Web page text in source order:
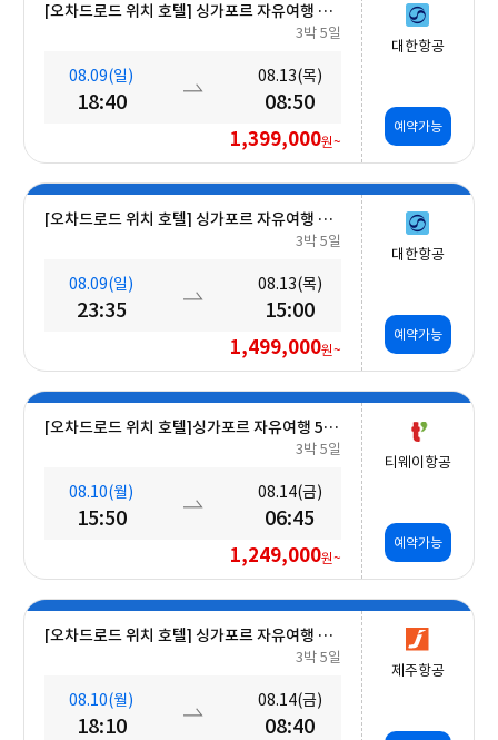
[오차드로드 위치 호텔] 싱가포르 자유여행 5일 #조식포함
3박 5일
08.09(일)
18:40
08.13(목)
08:50
1,399,000원~
대한항공
예약가능
[오차드로드 위치 호텔] 싱가포르 자유여행 5일 #조식포함
3박 5일
08.09(일)
23:35
08.13(목)
15:00
1,499,000원~
대한항공
예약가능
[오차드로드 위치 호텔]싱가포르 자유여행 5일 #조식포함 #A330대형기종
3박 5일
08.10(월)
15:50
08.14(금)
06:45
1,249,000원~
티웨이항공
예약가능
[오차드로드 위치 호텔] 싱가포르 자유여행 5일 #조식포함
3박 5일
08.10(월)
18:10
08.14(금)
08:40
제주항공